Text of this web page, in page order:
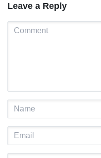
Leave a Reply